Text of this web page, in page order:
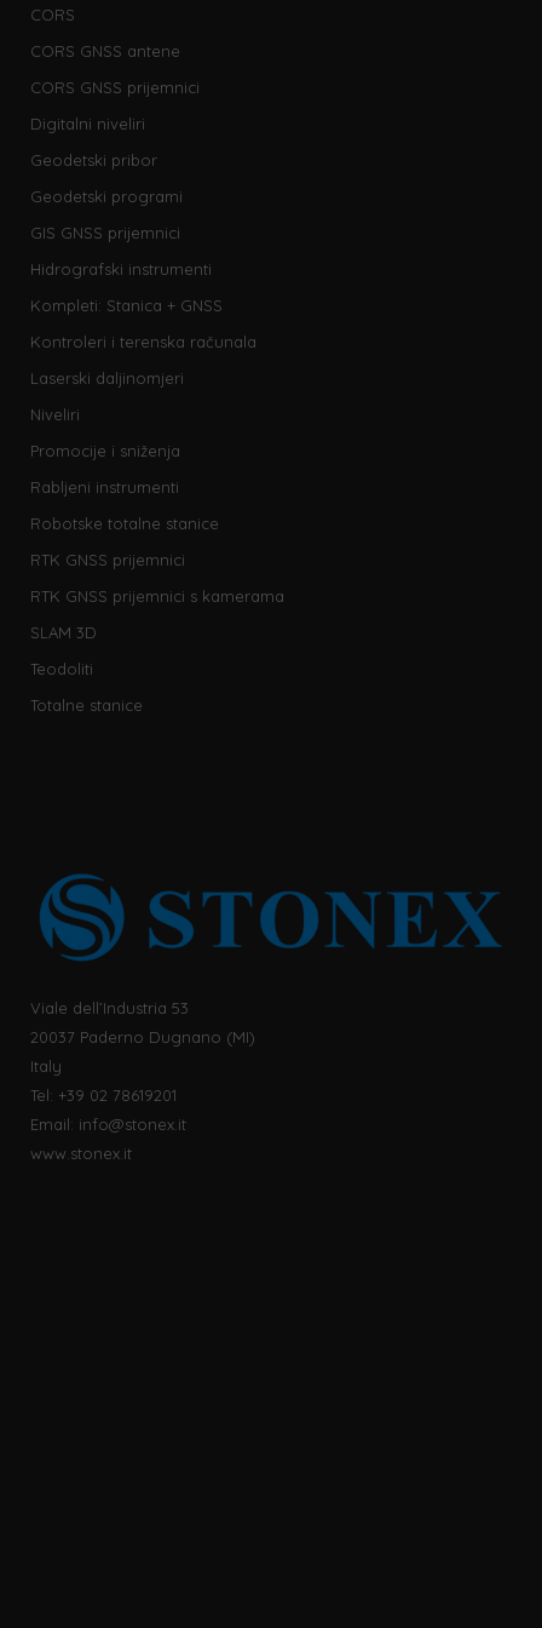
CORS
CORS GNSS antene
CORS GNSS prijemnici
Digitalni niveliri
Geodetski pribor
Geodetski programi
GIS GNSS prijemnici
Hidrografski instrumenti
Kompleti: Stanica + GNSS
Kontroleri i terenska računala
Laserski daljinomjeri
Niveliri
Promocije i sniženja
Rabljeni instrumenti
Robotske totalne stanice
RTK GNSS prijemnici
RTK GNSS prijemnici s kamerama
SLAM 3D
Teodoliti
Totalne stanice
Viale dell’Industria 53
20037 Paderno Dugnano (MI)
Italy
Tel: +39 02 78619201
Email: info@stonex.it
www.stonex.it